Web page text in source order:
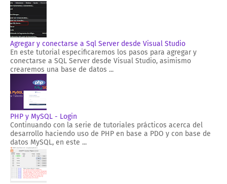
Agregar y conectarse a Sql Server desde Visual Studio
En este tutorial especificaremos los pasos para agregar y
conectarse a SQL Server desde Visual Studio, asimismo
crearemos una base de datos ...
PHP y MySQL - Login
Continuando con la serie de tutoriales prácticos acerca del
desarrollo haciendo uso de PHP en base a PDO y con base de
datos MySQL, en este ...